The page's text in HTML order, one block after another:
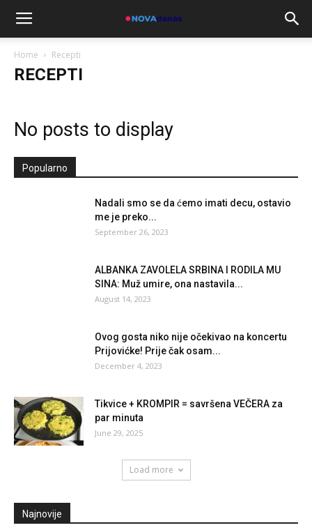
Home Recepti
RECEPTI
No posts to display
Popularno
Nadali smo se da ćemo imati decu, ostavio
me je preko...
September 26, 2023
ALBANKA ZAVOLELA SRBINA I RODILA MU
SINA: Muž umire, ona nastavila...
August 14, 2023
Ovog gosta niko nije očekivao na koncertu
Prijovićke! Prije čak osam...
December 4, 2023
Tikvice + KROMPIR = savršena VEČERA za
par minuta
June 29, 2025
Load more
Najnovije